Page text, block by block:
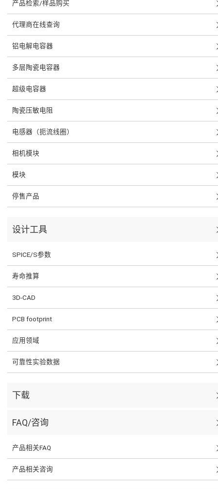
产品检索/样品购买
代理商在线查询
铝电解电容器
多层陶瓷电容器
超级电容器
陶瓷压敏电阻
电感器（扼流线圈）
相机模块
模块
停售产品
设计工具
SPICE/S参数
寿命推算
3D-CAD
PCB footprint
应用领域
可靠性实验数据
下载
FAQ/咨询
产品相关FAQ
产品相关咨询